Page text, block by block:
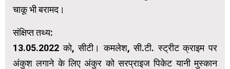
चाकू भी बरामद।
संक्षिप्त तथ्य:
13.05.2022 को, सीटी। कमलेश, सी.टी. स्ट्रीट क्राइम पर
अंकुश लगाने के लिए अंकुर को सरप्राइज पिकेट यानी मुस्कान